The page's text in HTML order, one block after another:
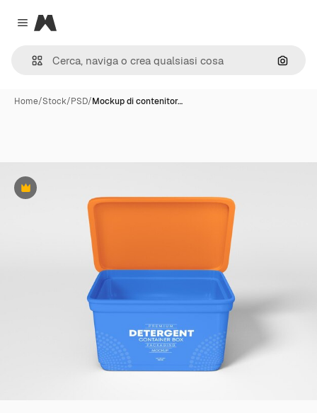
Close menu
Magnific
Cerca
Home/Stock/PSD/Mockup di contenitor…
Premium